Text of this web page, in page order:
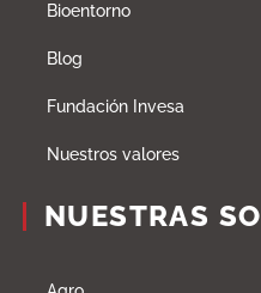
Bioentorno
Blog
Fundación Invesa
Nuestros valores
NUESTRAS